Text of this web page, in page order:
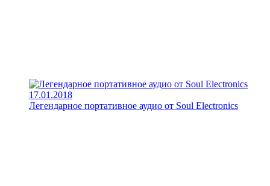
17.01.2018
Легендарное портативное аудио от Soul Electronics